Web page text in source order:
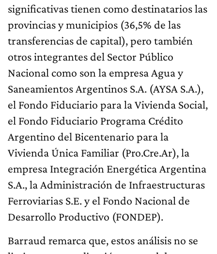
significativas tienen como destinatarios las
provincias y municipios (36,5% de las
transferencias de capital), pero también
otros integrantes del Sector Público
Nacional como son la empresa Agua y
Saneamientos Argentinos S.A. (AYSA S.A.),
el Fondo Fiduciario para la Vivienda Social,
el Fondo Fiduciario Programa Crédito
Argentino del Bicentenario para la
Vivienda Única Familiar (Pro.Cre.Ar), la
empresa Integración Energética Argentina
S.A., la Administración de Infraestructuras
Ferroviarias S.E. y el Fondo Nacional de
Desarrollo Productivo (FONDEP).
Barraud remarca que, estos análisis no se